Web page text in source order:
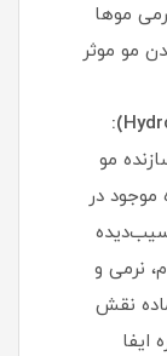
موها
مو موثر
مو
در
نرمی و
نقش
ایفا